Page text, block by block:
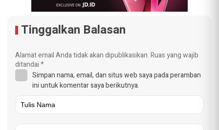
Tinggalkan Balasan
Alamat email Anda tidak akan dipublikasikan.Ruas yang wajib
ditandai*
Simpan nama, email, dan situs web saya pada peramban
ini untuk komentar saya berikutnya.